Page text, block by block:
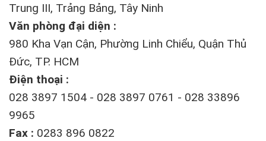
Trung III, Trảng Bảng, Tây Ninh
Văn phòng đại diện :
980 Kha Vạn Cận, Phường Linh Chiểu, Quận Thủ
Đức, TP. HCM
Điện thoại :
028 3897 1504 - 028 3897 0761 - 028 33896
9965
Fax : 0283 896 0822